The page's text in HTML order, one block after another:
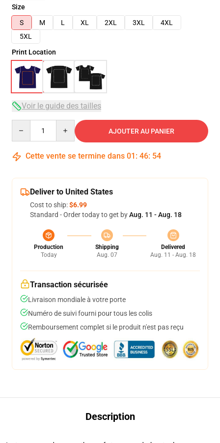
Size
S
M L XL 2XL 3XL
4XL
5XL
Print Location
Voir le guide des tailles
AJOUTER AU PANIER
Cette vente se termine dans 01 : 46: 54
Deliver to United States
Cost to ship:$6.99
Standard - Order today to get byAug. 11 - Aug. 18
Production
Today
Shipping
Aug. 07
Delivered
Aug. 11 - Aug. 18
Transaction sécurisée
Livraison mondiale à votre porte
Numéro de suivi fourni pour tous les colis
Remboursement complet si le produit n'est pas reçu
Description